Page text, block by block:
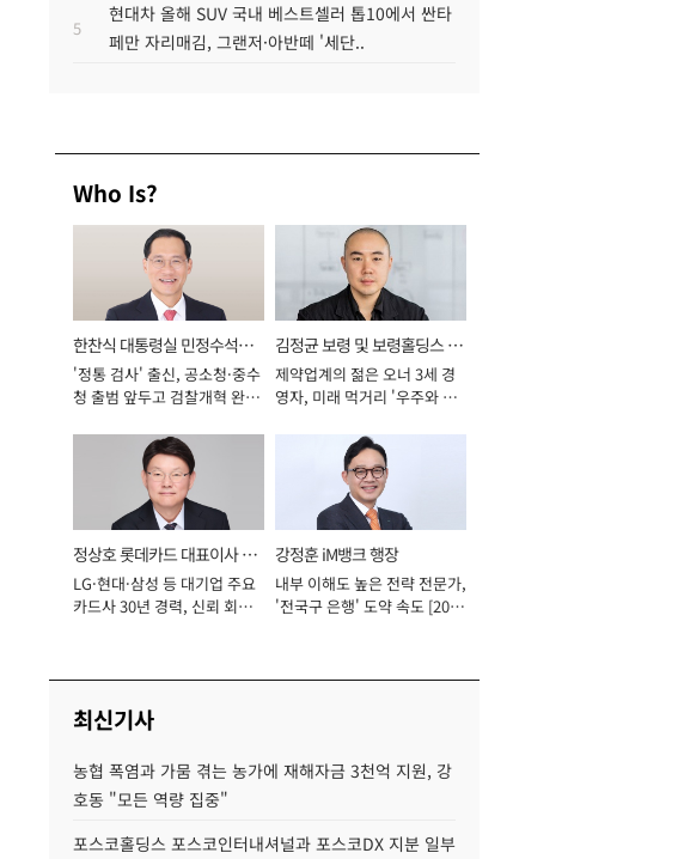
5
현대차 올해 SUV 국내 베스트셀러 톱10에서 싼타
페만 자리매김, 그랜저·아반떼 '세단..
Who Is?
한찬식 대통령실 민정수석비
서관
'정통 검사' 출신, 공소청·중수
청 출범 앞두고 검찰개혁 완수
김정균 보령 및 보령홀딩스 대
표이사 사장
제약업계의 젊은 오너 3세 경
영자, 미래 먹거리 '우주와 헬
정상호 롯데카드 대표이사 사
장
LG·현대·삼성 등 대기업 주요
카드사 30년 경력, 신뢰 회복
강정훈 iM뱅크 행장
내부 이해도 높은 전략 전문가,
'전국구 은행' 도약 속도 [2026
최신기사
농협 폭염과 가뭄 겪는 농가에 재해자금 3천억 지원, 강
호동 "모든 역량 집중"
포스코홀딩스 포스코인터내셔널과 포스코DX 지분 일부